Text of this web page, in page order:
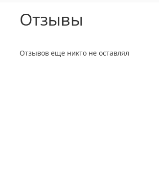
Отзывы
Отзывов еще никто не оставлял